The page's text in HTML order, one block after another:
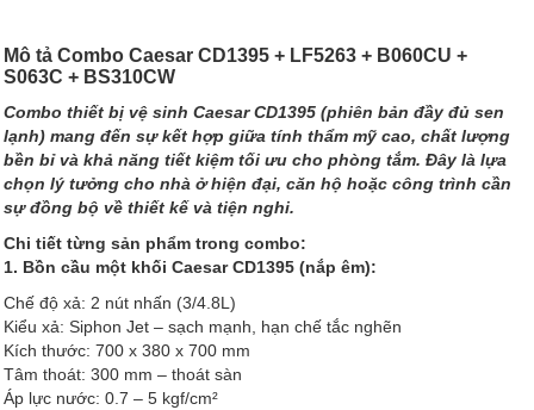
Mô tả Combo Caesar CD1395 + LF5263 + B060CU +
S063C + BS310CW
Combo thiết bị vệ sinh Caesar CD1395 (phiên bản đầy đủ sen
lạnh) mang đến sự kết hợp giữa tính thẩm mỹ cao, chất lượng
bền bỉ và khả năng tiết kiệm tối ưu cho phòng tắm. Đây là lựa
chọn lý tưởng cho nhà ở hiện đại, căn hộ hoặc công trình cần
sự đồng bộ về thiết kế và tiện nghi.
Chi tiết từng sản phẩm trong combo:
1. Bồn cầu một khối Caesar CD1395 (nắp êm):
Chế độ xả: 2 nút nhấn (3/4.8L)
Kiểu xả: Siphon Jet – sạch mạnh, hạn chế tắc nghẽn
Kích thước: 700 x 380 x 700 mm
Tâm thoát: 300 mm – thoát sàn
Áp lực nước: 0.7 – 5 kgf/cm²